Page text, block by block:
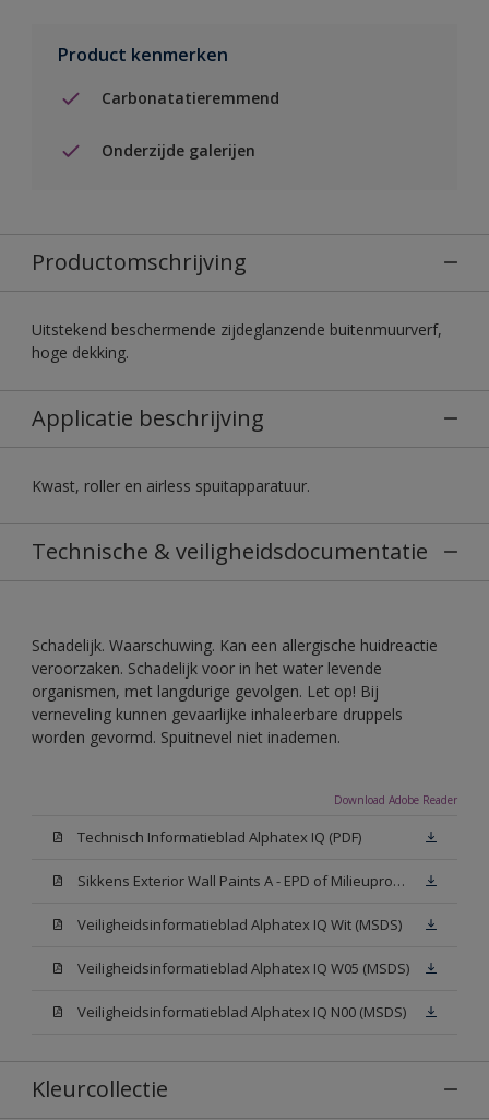
Product kenmerken
Carbonatatieremmend
Onderzijde galerijen
Productomschrijving
Uitstekend beschermende zijdeglanzende buitenmuurverf,
hoge dekking.
Applicatie beschrijving
Kwast, roller en airless spuitapparatuur.
Technische & veiligheidsdocumentatie
Schadelijk. Waarschuwing. Kan een allergische huidreactie
veroorzaken. Schadelijk voor in het water levende
organismen, met langdurige gevolgen. Let op! Bij
verneveling kunnen gevaarlijke inhaleerbare druppels
worden gevormd. Spuitnevel niet inademen.
Download Adobe Reader
Technisch Informatieblad Alphatex IQ (PDF)
Sikkens Exterior Wall Paints A - EPD of Milieuproductverklaring
Veiligheidsinformatieblad Alphatex IQ Wit (MSDS)
Veiligheidsinformatieblad Alphatex IQ W05 (MSDS)
Veiligheidsinformatieblad Alphatex IQ N00 (MSDS)
Kleurcollectie